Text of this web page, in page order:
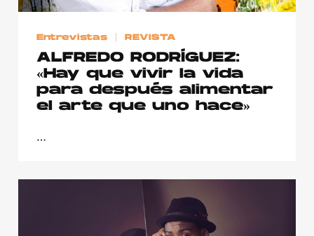
Entrevistas REVISTA
ALFREDO RODRÍGUEZ:
«Hay que vivir la vida
para después alimentar
el arte que uno hace»
…